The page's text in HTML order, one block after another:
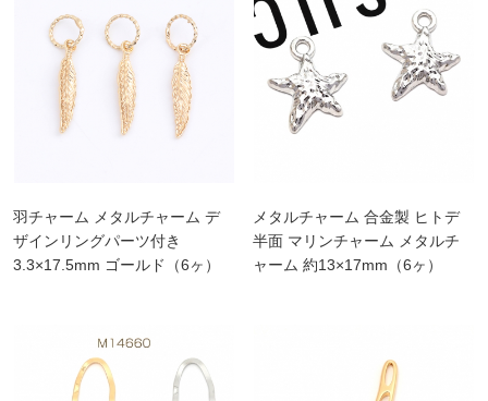
羽チャーム メタルチャーム デ
ザインリングパーツ付き
3.3×17.5mm ゴールド（6ヶ）
メタルチャーム 合金製 ヒトデ
半面 マリンチャーム メタルチ
ャーム 約13×17mm（6ヶ）